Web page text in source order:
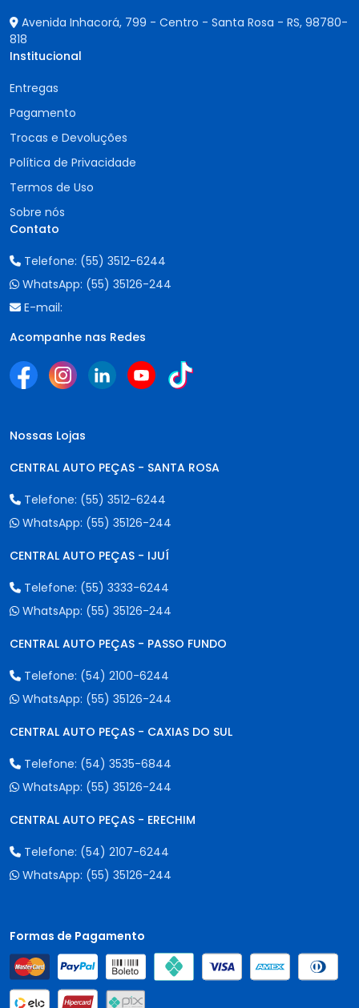
Avenida Inhacorá, 799 - Centro - Santa Rosa - RS, 98780-
818
Institucional
Entregas
Pagamento
Trocas e Devoluções
Política de Privacidade
Termos de Uso
Sobre nós
Contato
Telefone: (55) 3512-6244
WhatsApp: (55) 35126-244
E-mail:
Acompanhe nas Redes
Nossas Lojas
CENTRAL AUTO PEÇAS - SANTA ROSA
Telefone: (55) 3512-6244
WhatsApp: (55) 35126-244
CENTRAL AUTO PEÇAS - IJUÍ
Telefone: (55) 3333-6244
WhatsApp: (55) 35126-244
CENTRAL AUTO PEÇAS - PASSO FUNDO
Telefone: (54) 2100-6244
WhatsApp: (55) 35126-244
CENTRAL AUTO PEÇAS - CAXIAS DO SUL
Telefone: (54) 3535-6844
WhatsApp: (55) 35126-244
CENTRAL AUTO PEÇAS - ERECHIM
Telefone: (54) 2107-6244
WhatsApp: (55) 35126-244
Formas de Pagamento